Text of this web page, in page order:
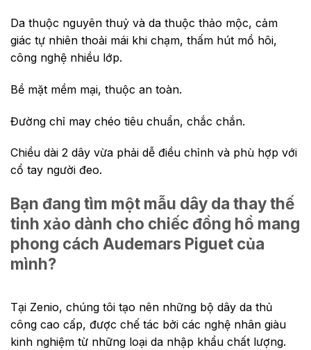
Da thuộc nguyên thuỷ và da thuộc thảo mộc, cảm
giác tự nhiên thoải mái khi chạm, thấm hút mồ hôi,
công nghệ nhiều lớp.
Bề mặt mềm mại, thuộc an toàn.
Đường chỉ may chéo tiêu chuẩn, chắc chắn.
Chiều dài 2 dây vừa phải dễ điều chỉnh và phù hợp với
cổ tay người đeo.
Bạn đang tìm một mẫu dây da thay thế
tinh xảo dành cho chiếc đồng hồ mang
phong cách Audemars Piguet của
mình?
Tại Zenio, chúng tôi tạo nên những bộ dây da thủ
công cao cấp, được chế tác bởi các nghệ nhân giàu
kinh nghiệm từ những loại da nhập khẩu chất lượng.